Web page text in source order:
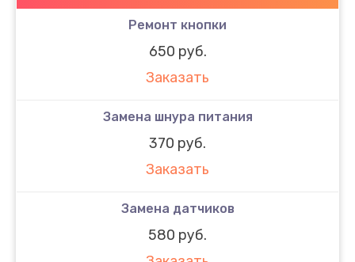
Ремонт кнопки
650 руб.
Заказать
Замена шнура питания
370 руб.
Заказать
Замена датчиков
580 руб.